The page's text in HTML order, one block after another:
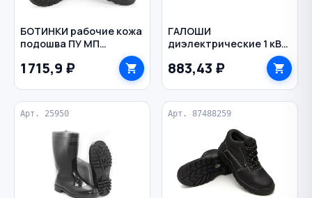
БОТИНКИ рабочие кожа
подошва ПУ МП
1 715,9 ₽
ГАЛОШИ
диэлектрические 1 кВ
маркированные
РОСТОВСКИЙ ЗАВОД
РТИ
883,43 ₽
Арт. 25950 Арт. 87488259